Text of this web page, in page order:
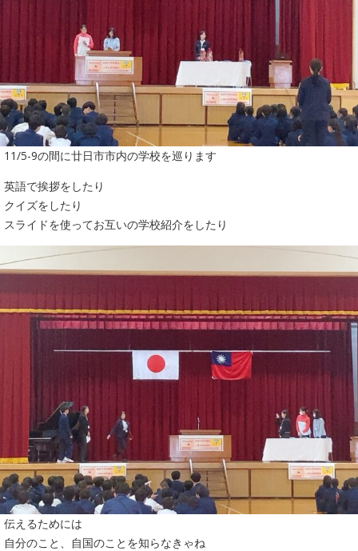
11/5-9の間に廿日市市内の学校を巡ります
英語で挨拶をしたり
クイズをしたり
スライドを使ってお互いの学校紹介をしたり
伝えるためには
自分のこと、自国のことを知らなきゃね